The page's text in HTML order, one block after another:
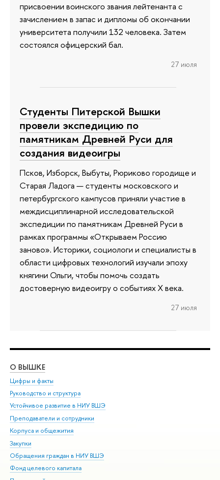
присвоении воинского звания лейтенанта с
зачислением в запас и дипломы об окончании
университета получили 132 человека. Затем
состоялся офицерский бал.
27 июля
Студенты Питерской Вышки
провели экспедицию по
памятникам Древней Руси для
создания видеоигры
Псков, Изборск, Выбуты, Рюриково городище и
Старая Ладога — студенты московского и
петербургского кампусов приняли участие в
междисциплинарной исследовательской
экспедиции по памятникам Древней Руси в
рамках программы «Открываем Россию
заново». Историки, социологи и специалисты в
области цифровых технологий изучали эпоху
княгини Ольги, чтобы помочь создать
достоверную видеоигру о событиях X века.
27 июля
О ВЫШКЕ
Цифры и факты
Руководство и структура
Устойчивое развитие в НИУ ВШЭ
Преподаватели и сотрудники
Корпуса и общежития
Закупки
Обращения граждан в НИУ ВШЭ
Фонд целевого капитала